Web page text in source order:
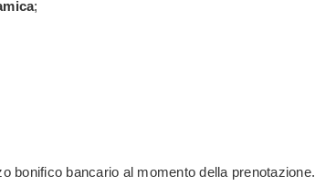
;
bonifico bancario al momento della prenotazione.